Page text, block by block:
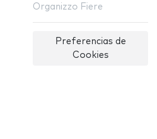
Organizzo Fiere
Preferencias de
Cookies